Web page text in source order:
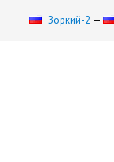
Зоркий-2 —